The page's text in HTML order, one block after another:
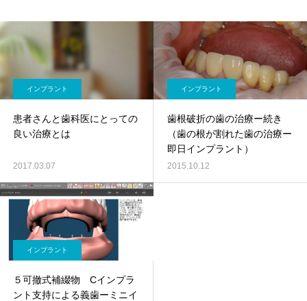
インプラント
患者さんと歯科医にとっての
良い治療とは
2017.03.07
インプラント
歯根破折の歯の治療ー続き
（歯の根が割れた歯の治療ー
即日インプラント）
2015.10.12
インプラント
５可撤式補綴物 Cインプラ
ント支持による義歯ーミニイ